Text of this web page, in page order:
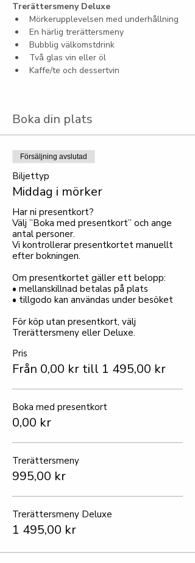
Trerättersmeny Deluxe
Mörkerupplevelsen med underhållning
En härlig trerättersmeny
Bubblig välkomstdrink
Två glas vin eller öl
Kaffe/te och dessertvin
Boka din plats
Försäljning avslutad
Biljettyp
Middag i mörker
Har ni presentkort?
Välj ”Boka med presentkort” och ange
antal personer.
Vi kontrollerar presentkortet manuellt
efter bokningen.
Om presentkortet gäller ett belopp:
• mellanskillnad betalas på plats
• tillgodo kan användas under besöket
För köp utan presentkort, välj
Trerättersmeny eller Deluxe.
Pris
Från 0,00 kr till 1 495,00 kr
Boka med presentkort
0,00 kr
Trerättersmeny
995,00 kr
Trerättersmeny Deluxe
1 495,00 kr